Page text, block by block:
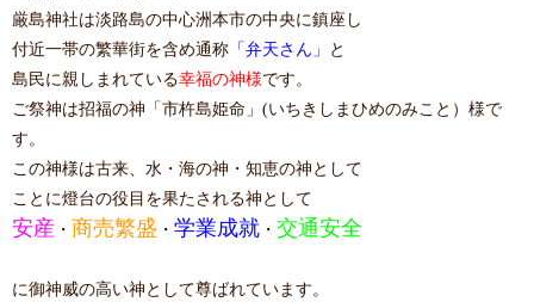
厳島神社は淡路島の中心洲本市の中央に鎮座し
付近一帯の繁華街を含め通称 「弁天さん」
と
島民に親しまれている幸福の神様です。
ご祭神は招福の神「市杵島姫命」(いちきしまひめのみこと）様で
す。
この神様は古来、水・海の神・知恵の神として
ことに燈台の役目を果たされる神として
安産 ・ 商売繁盛 ・ 学業成就 ・ 交通安全
に御神威の高い神として尊ばれています。